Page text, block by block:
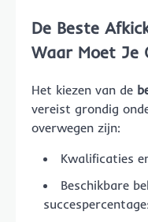
De Beste
Waar Moet Je
Het kiezen van de
vereist grondig
overwegen zijn:
Kwalificaties
Beschikbare